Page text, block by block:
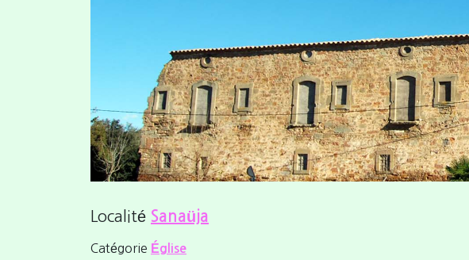
Localité Sanaüja
Catégorie Église